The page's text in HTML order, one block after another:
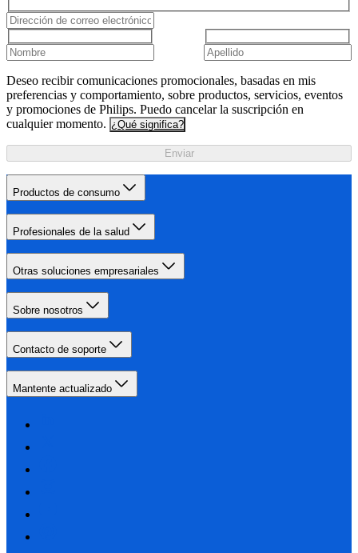
Deseo recibir comunicaciones promocionales, basadas en mis
preferencias y comportamiento, sobre productos, servicios, eventos
y promociones de Philips. Puedo cancelar la suscripción en
cualquier momento. ¿Qué significa?
Enviar
Productos de consumo
Profesionales de la salud
Otras soluciones empresariales
Sobre nosotros
Contacto de soporte
Mantente actualizado